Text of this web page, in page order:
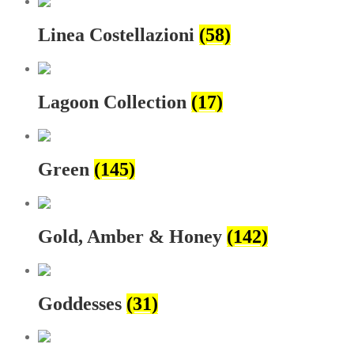
Linea Costellazioni (58)
Lagoon Collection (17)
Green (145)
Gold, Amber & Honey (142)
Goddesses (31)